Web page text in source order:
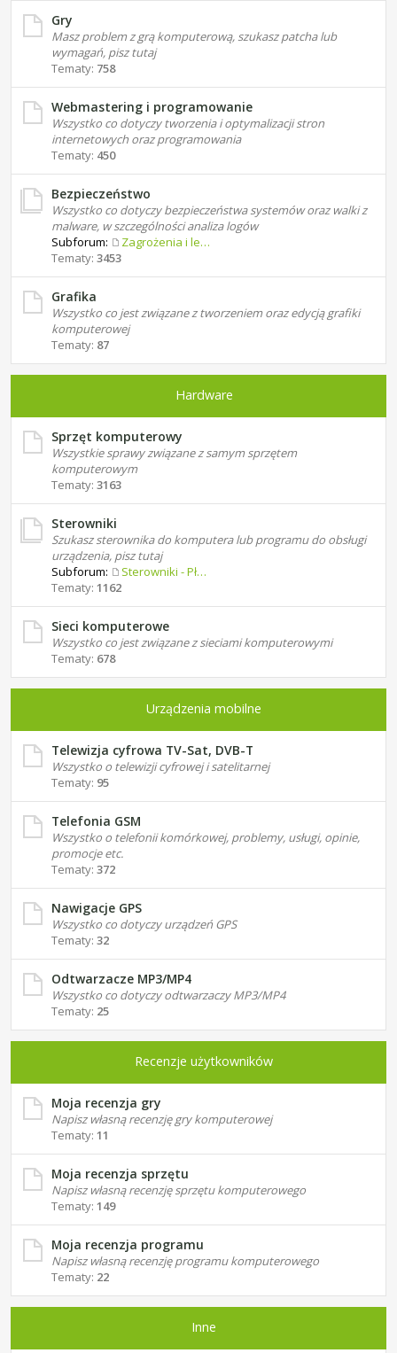
Gry
Masz problem z grą komputerową, szukasz patcha lub
wymagań, pisz tutaj
Tematy: 758
Webmastering i programowanie
Wszystko co dotyczy tworzenia i optymalizacji stron
internetowych oraz programowania
Tematy: 450
Bezpieczeństwo
Wszystko co dotyczy bezpieczeństwa systemów oraz walki z
malware, w szczególności analiza logów
Subforum:
Zagrożenia i leczenie
Tematy: 3453
Grafika
Wszystko co jest związane z tworzeniem oraz edycją grafiki
komputerowej
Tematy: 87
Hardware
Sprzęt komputerowy
Wszystkie sprawy związane z samym sprzętem
komputerowym
Tematy: 3163
Sterowniki
Szukasz sterownika do komputera lub programu do obsługi
urządzenia, pisz tutaj
Subforum:
Sterowniki - Płyty główne
Tematy: 1162
Sieci komputerowe
Wszystko co jest związane z sieciami komputerowymi
Tematy: 678
Urządzenia mobilne
Telewizja cyfrowa TV-Sat, DVB-T
Wszystko o telewizji cyfrowej i satelitarnej
Tematy: 95
Telefonia GSM
Wszystko o telefonii komórkowej, problemy, usługi, opinie,
promocje etc.
Tematy: 372
Nawigacje GPS
Wszystko co dotyczy urządzeń GPS
Tematy: 32
Odtwarzacze MP3/MP4
Wszystko co dotyczy odtwarzaczy MP3/MP4
Tematy: 25
Recenzje użytkowników
Moja recenzja gry
Napisz własną recenzję gry komputerowej
Tematy: 11
Moja recenzja sprzętu
Napisz własną recenzję sprzętu komputerowego
Tematy: 149
Moja recenzja programu
Napisz własną recenzję programu komputerowego
Tematy: 22
Inne